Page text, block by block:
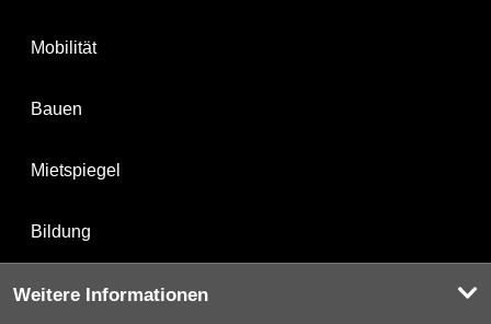
Mobilität
Bauen
Mietspiegel
Bildung
Weitere Informationen